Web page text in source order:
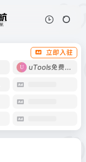
立即入驻
uTools免费工具箱